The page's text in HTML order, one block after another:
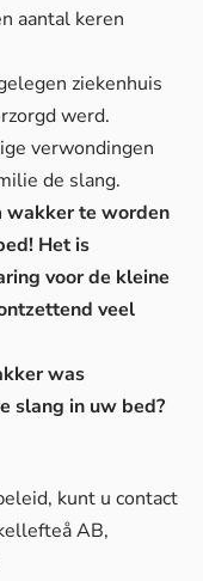
aantal keren
ziekenhuis
werd.
verwondingen
de slang.
wakker te worden
Het is
voor de kleine
veel
was
slang in uw bed?
kunt u contact
AB,